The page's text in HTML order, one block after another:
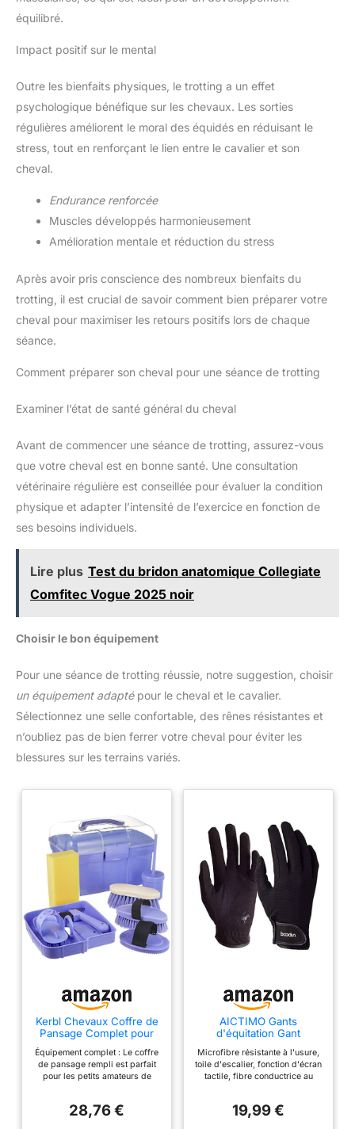
équilibré.
Impact positif sur le mental
Outre les bienfaits physiques, le trotting a un effet
psychologique bénéfique sur les chevaux. Les sorties
régulières améliorent le moral des équidés en réduisant le
stress, tout en renforçant le lien entre le cavalier et son
cheval.
Endurance renforcée
Muscles développés harmonieusement
Amélioration mentale et réduction du stress
Après avoir pris conscience des nombreux bienfaits du
trotting, il est crucial de savoir comment bien préparer votre
cheval pour maximiser les retours positifs lors de chaque
séance.
Comment préparer son cheval pour une séance de trotting
Examiner l’état de santé général du cheval
Avant de commencer une séance de trotting, assurez-vous
que votre cheval est en bonne santé. Une consultation
vétérinaire régulière est conseillée pour évaluer la condition
physique et adapter l’intensité de l’exercice en fonction de
ses besoins individuels.
Lire plus Test du bridon anatomique Collegiate
Comfitec Vogue 2025 noir
Choisir le bon équipement
Pour une séance de trotting réussie, notre suggestion, choisir
un équipement adaptépour le cheval et le cavalier.
Sélectionnez une selle confortable, des rênes résistantes et
n’oubliez pas de bien ferrer votre cheval pour éviter les
blessures sur les terrains variés.
Kerbl Chevaux Coffre de
Pansage Complet pour
Équipement complet : Le coffre
de pansage rempli est parfait
pour les petits amateurs de
pansage quotidien des chevaux
28,76 €
AICTIMO Gants
d'équitation Gant
Hommes Femmes Super
Doux et Confortable
(Noir, S/M)
Microfibre résistante à l'usure,
toile d'escalier, fonction d'écran
tactile, fibre conductrice au
écran tactile sans enlever vos
19,99 €